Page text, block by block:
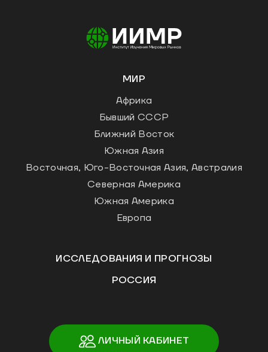
МИР
Африка
Бывший СССР
Ближний Восток
Южная Азия
Восточная, Юго-Восточная Азия, Австралия
Северная Америка
Южная Америка
Европа
ИССЛЕДОВАНИЯ И ПРОГНОЗЫ
РОССИЯ
ЛИЧНЫЙ КАБИНЕТ